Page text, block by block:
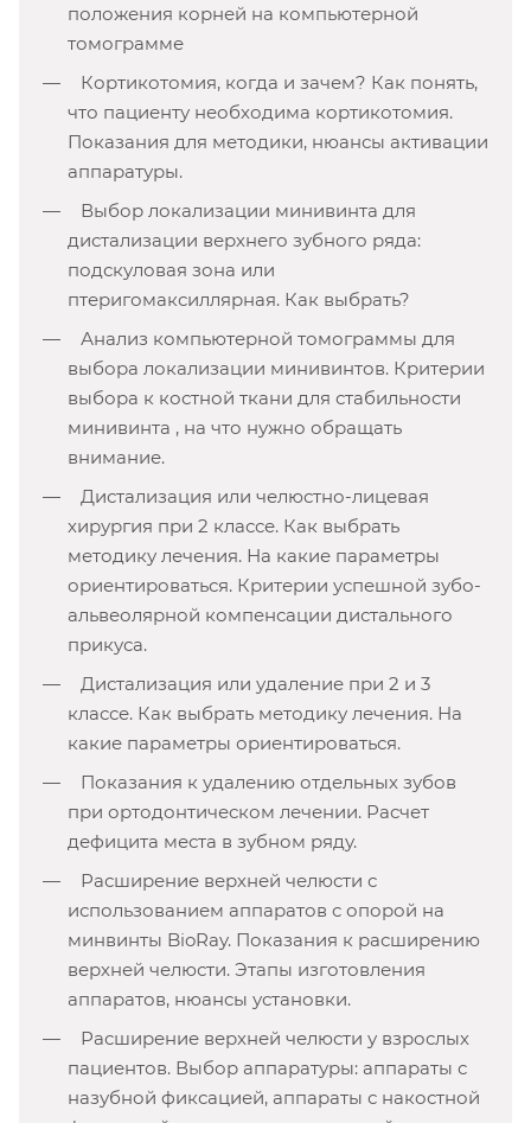
положения корней на компьютерной
томограмме
Кортикотомия, когда и зачем? Как понять,
что пациенту необходима кортикотомия.
Показания для методики, нюансы активации
аппаратуры.
Выбор локализации минивинта для
дистализации верхнего зубного ряда:
подскуловая зона или
птеригомаксиллярная. Как выбрать?
Анализ компьютерной томограммы для
выбора локализации минивинтов. Критерии
выбора к костной ткани для стабильности
минивинта , на что нужно обращать
внимание.
Дистализация или челюстно-лицевая
хирургия при 2 классе. Как выбрать
методику лечения. На какие параметры
ориентироваться. Критерии успешной зубо-
альвеолярной компенсации дистального
прикуса.
Дистализация или удаление при 2 и 3
классе. Как выбрать методику лечения. На
какие параметры ориентироваться.
Показания к удалению отдельных зубов
при ортодонтическом лечении. Расчет
дефицита места в зубном ряду.
Расширение верхней челюсти с
использованием аппаратов с опорой на
минвинты BioRay. Показания к расширению
верхней челюсти. Этапы изготовления
аппаратов, нюансы установки.
Расширение верхней челюсти у взрослых
пациентов. Выбор аппаратуры: аппараты с
назубной фиксацией, аппараты с накостной